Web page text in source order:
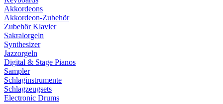
Akkordeons
Akkordeon-Zubehör
Zubehör Klavier
Sakralorgeln
Synthesizer
Jazzorgeln
Digital & Stage Pianos
Sampler
Schlaginstrumente
Schlagzeugsets
Electronic Drums